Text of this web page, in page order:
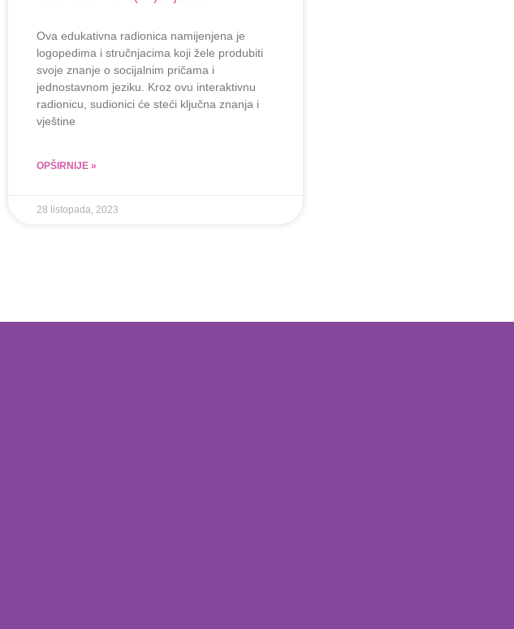
Ova edukativna radionica namijenjena je
logopedima i stručnjacima koji žele produbiti
svoje znanje o socijalnim pričama i
jednostavnom jeziku. Kroz ovu interaktivnu
radionicu, sudionici će steći ključna znanja i
vještine
OPŠIRNIJE »
28 listopada, 2023